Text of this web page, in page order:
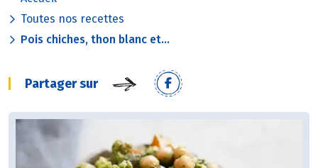
Toutes nos recettes
Pois chiches, thon blanc et...
Partager sur